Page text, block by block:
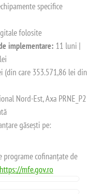
specifice
folosite
implementare: 11 luni |
(din care 353.571,86 lei din
Nord-Est, Axa PRNE_P2
găsești pe:
cofinanțate de
https://mfe.gov.ro